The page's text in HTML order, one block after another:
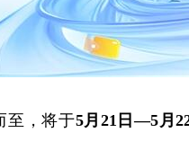
至，将于5月21日—5月